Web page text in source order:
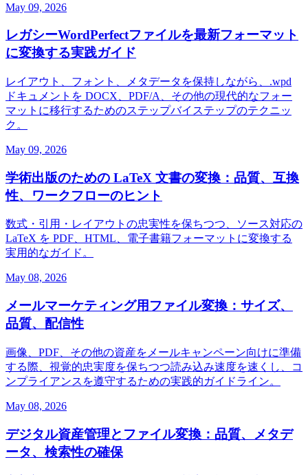
May 09, 2026
レガシーWordPerfectファイルを最新フォーマット
に変換する実践ガイド
レイアウト、フォント、メタデータを保持しながら、.wpd
ドキュメントを DOCX、PDF/A、その他の現代的なフォー
マットに移行するためのステップバイステップのテクニッ
ク。
May 09, 2026
学術出版のための LaTeX 文書の変換：品質、互換
性、ワークフローのヒント
数式・引用・レイアウトの忠実性を保ちつつ、ソース対応の
LaTeX を PDF、HTML、電子書籍フォーマットに変換する
実用的なガイド。
May 08, 2026
メールマーケティング用ファイル変換：サイズ、
品質、配信性
画像、PDF、その他の資産をメールキャンペーン向けに準備
する際、視覚的忠実度を保ちつつ読み込み速度を速くし、コ
ンプライアンスを遵守するための実践的ガイドライン。
May 08, 2026
デジタル資産管理とファイル変換：品質、メタデ
ータ、検索性の確保